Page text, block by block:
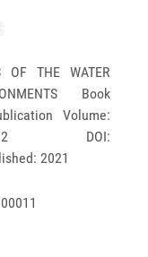
OF THE WATER
Book
Volume:
DOI:
2021